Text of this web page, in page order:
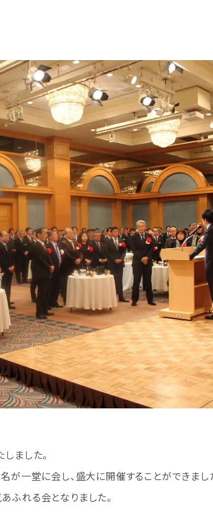
ました。
一堂に会し、盛大に開催することができまし
ふれる会となりました。